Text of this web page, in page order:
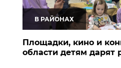
В РАЙОНАХ
Площадки, кино и
области детям дарят